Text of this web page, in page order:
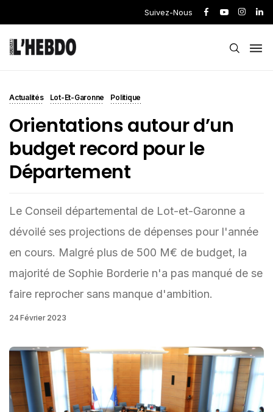
Suivez-Nous
Actualités Lot-Et-Garonne Politique
Orientations autour d’un
budget record pour le
Département
Le Conseil départemental de Lot-et-Garonne a
dévoilé ses projections de dépenses pour l'année
en cours. Malgré plus de 500 M€ de budget, la
majorité de Sophie Borderie n'a pas manqué de se
faire reprocher sans manque d'ambition.
24 Février 2023